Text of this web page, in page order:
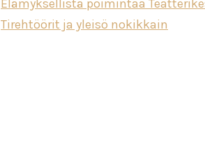
Elämyksellistä poimintaa
Tirehtöörit ja yleisö nokikkain